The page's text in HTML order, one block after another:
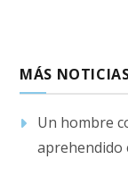
MÁS
Un hombre
aprehendido